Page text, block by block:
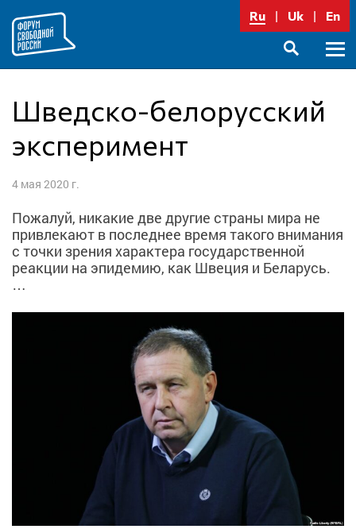
содержимому
Ru Uk En
Шведско-белорусский
эксперимент
4 мая 2020 г.
Пожалуй, никакие две другие страны мира не
привлекают в последнее время такого внимания
с точки зрения характера государственной
реакции на эпидемию, как Швеция и Беларусь.
…